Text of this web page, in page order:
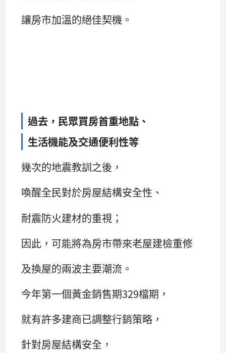
讓房市加溫的絕佳契機。
過去，民眾買房首重地點、
生活機能及交通便利性等
幾次的地震教訓之後，
喚醒全民對於房屋結構安全性、
耐震防火建材的重視；
因此，可能將為房市帶來老屋建檢重修
及換屋的兩波主要潮流。
今年第一個黃金銷售期329檔期，
就有許多建商已調整行銷策略，
針對房屋結構安全，